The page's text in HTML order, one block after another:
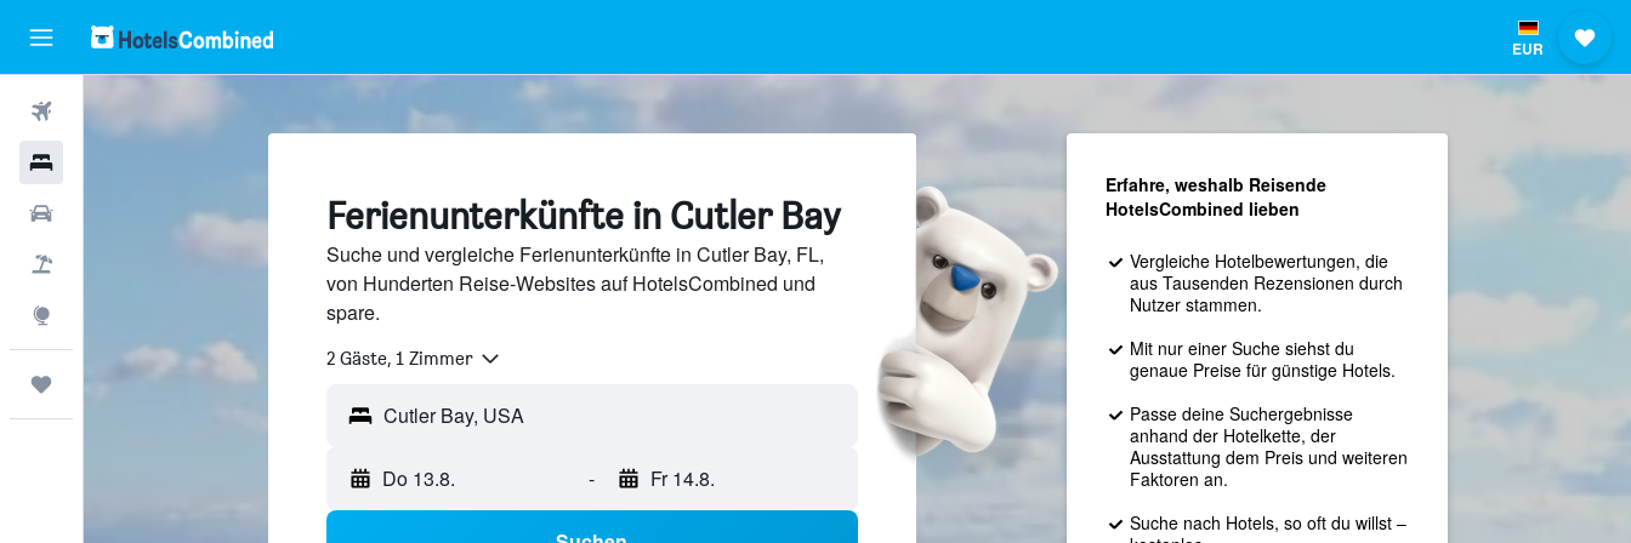
EUR
Flüge
Ferienunterkünfte in Cutler Bay
Suche und vergleiche Ferienunterkünfte in Cutler Bay, FL,
von Hunderten Reise-Websites auf HotelsCombined und
spare.
2 Gäste, 1 Zimmer
Do 13.8. - Fr 14.8.
Erfahre, weshalb Reisende
HotelsCombined lieben
Vergleiche Hotelbewertungen, die
aus Tausenden Rezensionen durch
Nutzer stammen.
Mit nur einer Suche siehst du
genaue Preise für günstige Hotels.
Passe deine Suchergebnisse
anhand der Hotelkette, der
Ausstattung dem Preis und weiteren
Faktoren an.
Suche nach Hotels, so oft du willst –